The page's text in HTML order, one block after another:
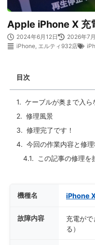
Apple iPhone X 充
2024年6月12日 2026年7
iPhone, エルティ932店
目次
ケーブルが奥まで入
修理風景
修理完了です！
今回の作業内容と修
この記事の修理を
機種名 iPhone
故障内容
充電が
る）